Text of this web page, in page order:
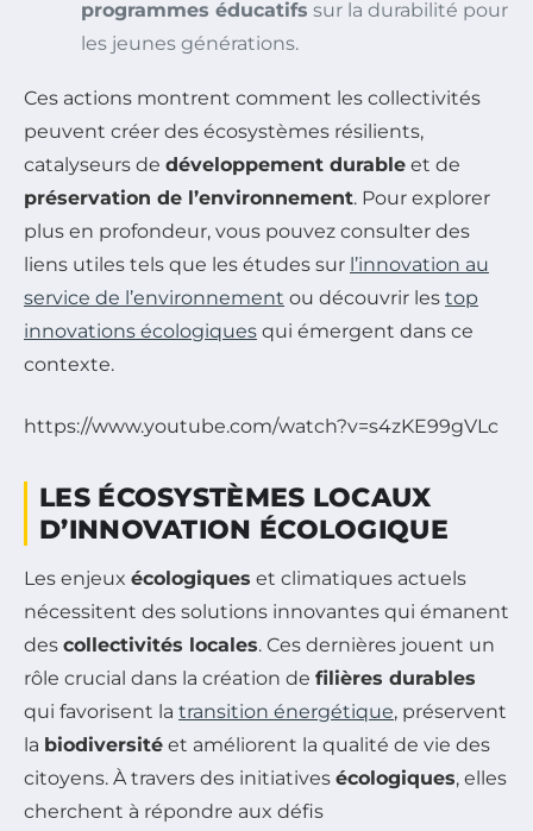
programmes éducatifs sur la durabilité pour
les jeunes générations.
Ces actions montrent comment les collectivités
peuvent créer des écosystèmes résilients,
catalyseurs de développement durable et de
préservation de l’environnement. Pour explorer
plus en profondeur, vous pouvez consulter des
liens utiles tels que les études sur l’innovation au
service de l’environnement ou découvrir les top
innovations écologiques qui émergent dans ce
contexte.
https://www.youtube.com/watch?v=s4zKE99gVLc
LES ÉCOSYSTÈMES LOCAUX
D’INNOVATION ÉCOLOGIQUE
Les enjeux écologiques et climatiques actuels
nécessitent des solutions innovantes qui émanent
des collectivités locales. Ces dernières jouent un
rôle crucial dans la création de filières durables
qui favorisent la transition énergétique, préservent
la biodiversité et améliorent la qualité de vie des
citoyens. À travers des initiatives écologiques, elles
cherchent à répondre aux défis